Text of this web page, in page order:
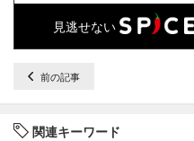
見逃せない
前の記事
関連キーワード